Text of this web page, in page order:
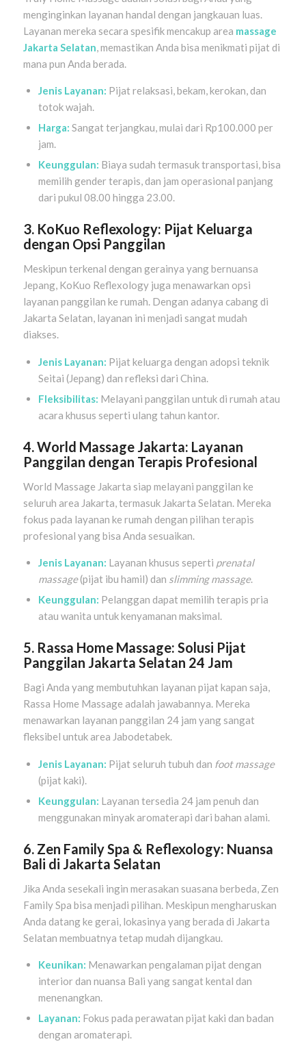
menginginkan layanan handal dengan jangkauan luas.
Layanan mereka secara spesifik mencakup area massage
Jakarta Selatan , memastikan Anda bisa menikmati pijat di
mana pun Anda berada.
Jenis Layanan: Pijat relaksasi, bekam, kerokan, dan
totok wajah.
Harga: Sangat terjangkau, mulai dari Rp100.000 per
jam.
Keunggulan: Biaya sudah termasuk transportasi, bisa
memilih gender terapis, dan jam operasional panjang
dari pukul 08.00 hingga 23.00.
3. KoKuo Reflexology: Pijat Keluarga
dengan Opsi Panggilan
Meskipun terkenal dengan gerainya yang bernuansa
Jepang, KoKuo Reflexology juga menawarkan opsi
layanan panggilan ke rumah. Dengan adanya cabang di
Jakarta Selatan, layanan ini menjadi sangat mudah
diakses.
Jenis Layanan: Pijat keluarga dengan adopsi teknik
Seitai (Jepang) dan refleksi dari China.
Fleksibilitas: Melayani panggilan untuk di rumah atau
acara khusus seperti ulang tahun kantor.
4. World Massage Jakarta: Layanan
Panggilan dengan Terapis Profesional
World Massage Jakarta siap melayani panggilan ke
seluruh area Jakarta, termasuk Jakarta Selatan. Mereka
fokus pada layanan ke rumah dengan pilihan terapis
profesional yang bisa Anda sesuaikan.
Jenis Layanan: Layanan khusus seperti prenatal
massage(pijat ibu hamil) dan slimming massage.
Keunggulan: Pelanggan dapat memilih terapis pria
atau wanita untuk kenyamanan maksimal.
5. Rassa Home Massage: Solusi Pijat
Panggilan Jakarta Selatan 24 Jam
Bagi Anda yang membutuhkan layanan pijat kapan saja,
Rassa Home Massage adalah jawabannya. Mereka
menawarkan layanan panggilan 24 jam yang sangat
fleksibel untuk area Jabodetabek.
Jenis Layanan: Pijat seluruh tubuh dan foot massage
(pijat kaki).
Keunggulan: Layanan tersedia 24 jam penuh dan
menggunakan minyak aromaterapi dari bahan alami.
6. Zen Family Spa & Reflexology: Nuansa
Bali di Jakarta Selatan
Jika Anda sesekali ingin merasakan suasana berbeda, Zen
Family Spa bisa menjadi pilihan. Meskipun mengharuskan
Anda datang ke gerai, lokasinya yang berada di Jakarta
Selatan membuatnya tetap mudah dijangkau.
Keunikan: Menawarkan pengalaman pijat dengan
interior dan nuansa Bali yang sangat kental dan
menenangkan.
Layanan: Fokus pada perawatan pijat kaki dan badan
dengan aromaterapi.